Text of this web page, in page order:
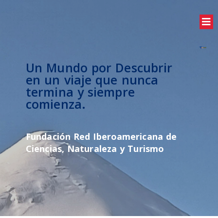
Un Mundo por Descubrir
en un viaje que nunca
termina y siempre
comienza.
Fundación Red Iberoamericana de
Ciencias, Naturaleza y Turismo